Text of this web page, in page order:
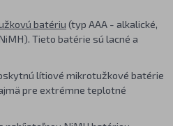
batériu (typ AAA - alkalické,
Tieto batérie sú lacné a
lítiové mikrotužkové batérie
pre extrémne teplotné